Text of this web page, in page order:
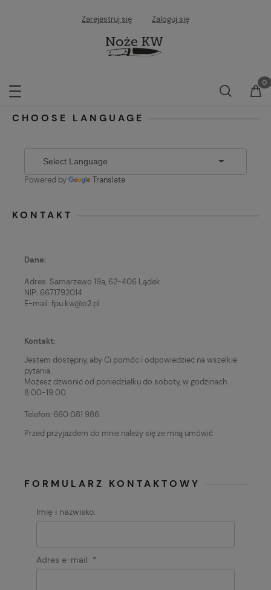
Zarejestruj się Zaloguj się
CHOOSE LANGUAGE
Powered by Translate
KONTAKT
Dane:
Adres: Samarzewo 19a, 62-406 Lądek
NIP: 6671792014
E-mail: fpu.kw@o2.pl
Kontakt:
Jestem dostępny, aby Ci pomóc i odpowiedzieć na wszelkie
pytania.
Możesz dzwonić od poniedziałku do soboty, w godzinach
8:00-19:00.
Telefon: 660 081 986
Przed przyjazdem do mnie należy się ze mną umówić
FORMULARZ KONTAKTOWY
Imię i nazwisko:
Adres e-mail: *